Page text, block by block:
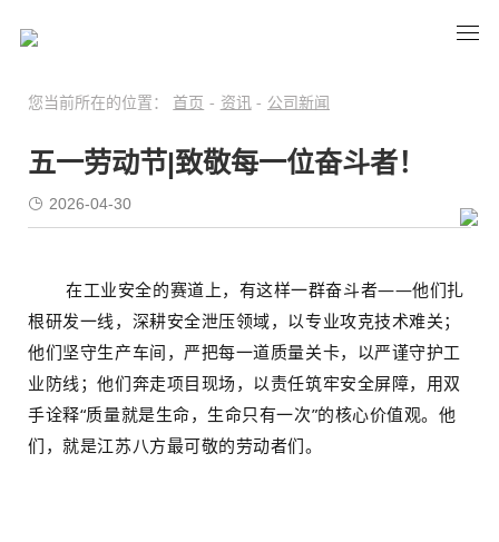
您当前所在的位置： 首页 - 资讯 - 公司新闻
五一劳动节|致敬每一位奋斗者！
2026-04-30
在工业安全的赛道上，有这样一群奋斗者——他们扎
根研发一线，深耕安全泄压领域，以专业攻克技术难关；
他们坚守生产车间，严把每一道质量关卡，以严谨守护工
业防线；他们奔走项目现场，以责任筑牢安全屏障，用双
手诠释“质量就是生命，生命只有一次”的核心价值观。他
们，就是江苏八方最可敬的劳动者们。